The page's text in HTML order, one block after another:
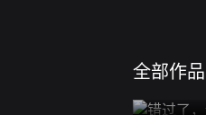
全部作品